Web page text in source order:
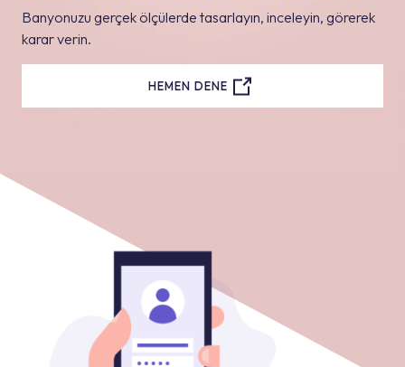
Banyonuzu gerçek ölçülerde tasarlayın, inceleyin, görerek
karar verin.
HEMEN DENE